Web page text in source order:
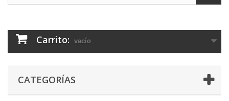
Carrito: vacío
CATEGORÍAS